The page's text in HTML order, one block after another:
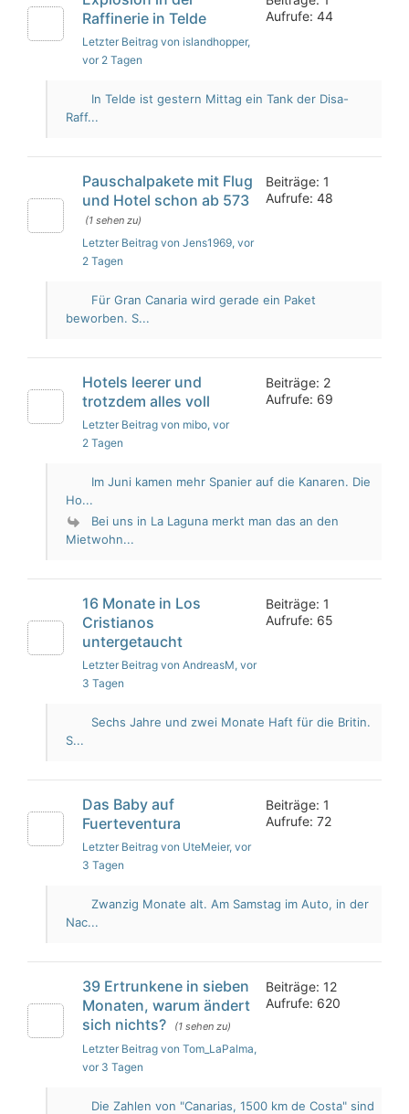
Raffinerie in Telde
Letzter Beitrag von islandhopper,
vor 2 Tagen
Aufrufe: 44
In Telde ist gestern Mittag ein Tank der Disa-
Raff...
Pauschalpakete mit Flug
und Hotel schon ab 573
(1 sehen zu)
Letzter Beitrag von Jens1969, vor
2 Tagen
Beiträge: 1
Aufrufe: 48
Für Gran Canaria wird gerade ein Paket
beworben. S...
Hotels leerer und
trotzdem alles voll
Letzter Beitrag von mibo, vor
2 Tagen
Beiträge: 2
Aufrufe: 69
Im Juni kamen mehr Spanier auf die Kanaren. Die
Ho...
Bei uns in La Laguna merkt man das an den
Mietwohn...
16 Monate in Los
Cristianos
untergetaucht
Letzter Beitrag von AndreasM, vor
3 Tagen
Beiträge: 1
Aufrufe: 65
Sechs Jahre und zwei Monate Haft für die Britin.
S...
Das Baby auf
Fuerteventura
Letzter Beitrag von UteMeier, vor
3 Tagen
Beiträge: 1
Aufrufe: 72
Zwanzig Monate alt. Am Samstag im Auto, in der
Nac...
39 Ertrunkene in sieben
Monaten, warum ändert
sich nichts?
(1 sehen zu)
Letzter Beitrag von Tom_LaPalma,
vor 3 Tagen
Beiträge: 12
Aufrufe: 620
Die Zahlen von "Canarias, 1500 km de Costa" sind